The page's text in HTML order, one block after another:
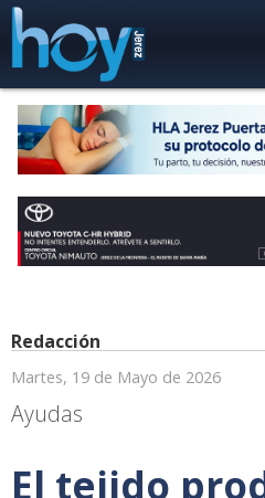
Redacción
Martes, 19 de Mayo de 2026
Ayudas
El tejido